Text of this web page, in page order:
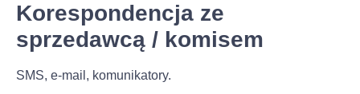
Korespondencja ze
sprzedawcą / komisem
SMS, e-mail, komunikatory.